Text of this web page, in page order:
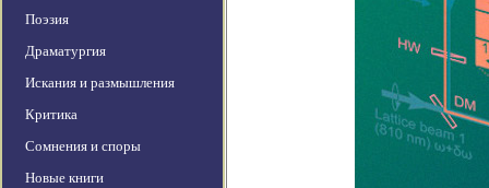
Поэзия
Драматургия
Искания и размышления
Критика
Сомнения и споры
Новые книги